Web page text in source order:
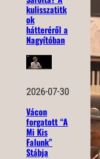
kulisszatitk
ok
hátteréről a
Nagyítóban
2026-07-30
Vácon
forgatott “A
Mi Kis
Falunk”
Stábja